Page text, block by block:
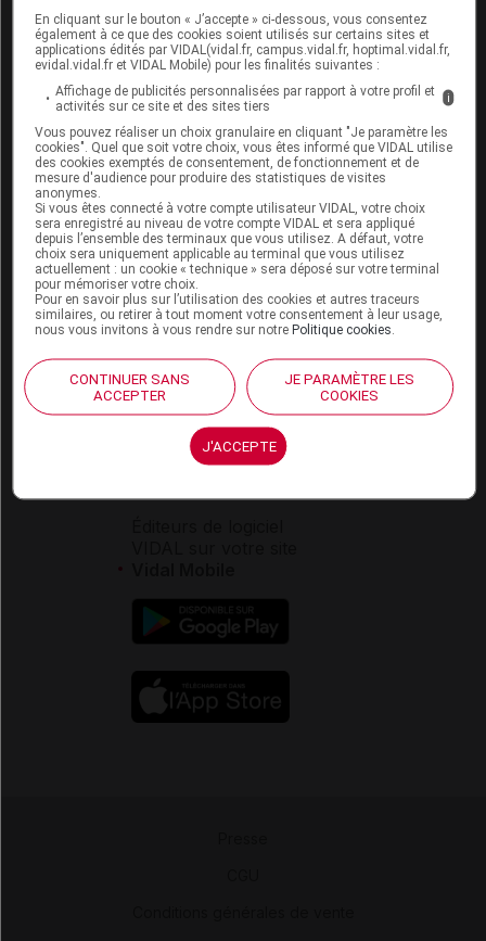
Espace produit
Boutique
VIDAL Expert
VIDAL Hoptimal
eVIDAL
VIDAL Mobile
VIDAL widget
VIDAL Sécurisation
VIDAL e-Services
Espace institutionnel
Qui sommes-nous ?
VIDAL France
Carrières
Charte éthique et
Service client
Contact
En cliquant sur le bouton « J’accepte » ci-dessous, vous consentez
également à ce que des cookies soient utilisés sur certains sites et
applications édités par VIDAL(vidal.fr, campus.vidal.fr, hoptimal.vidal.fr,
evidal.vidal.fr et VIDAL Mobile) pour les finalités suivantes :
Affichage de publicités personnalisées par rapport à votre profil et
activités sur ce site et des sites tiers
i
Vous pouvez réaliser un choix granulaire en cliquant "Je paramètre les
cookies". Quel que soit votre choix, vous êtes informé que VIDAL utilise
des cookies exemptés de consentement, de fonctionnement et de
mesure d'audience pour produire des statistiques de visites
anonymes.
Si vous êtes connecté à votre compte utilisateur VIDAL, votre choix
sera enregistré au niveau de votre compte VIDAL et sera appliqué
depuis l’ensemble des terminaux que vous utilisez. A défaut, votre
choix sera uniquement applicable au terminal que vous utilisez
actuellement : un cookie « technique » sera déposé sur votre terminal
pour mémoriser votre choix.
Pour en savoir plus sur l’utilisation des cookies et autres traceurs
similaires, ou retirer à tout moment votre consentement à leur usage,
nous vous invitons à vous rendre sur notrePolitique cookies
CONTINUER SANS
ACCEPTER
JE PARAMÈTRE LES
COOKIES
J'ACCEPTE